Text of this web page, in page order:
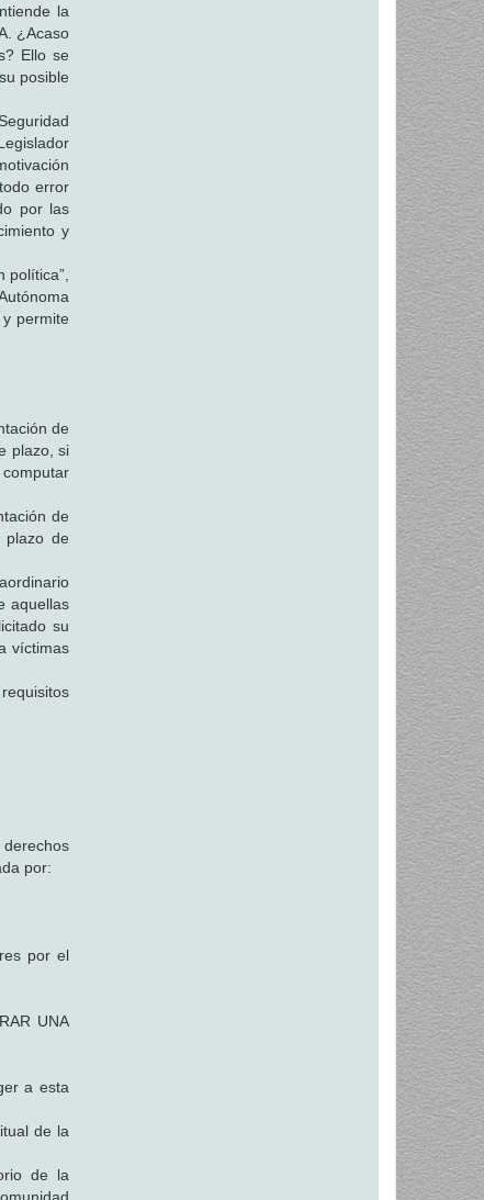
la
¿Acaso
Ello se
posible
error
por las
y
política”,
permite
de
plazo, si
de
de
aquellas
su
víctimas
por:
por el
UNA
a esta
de la
de la